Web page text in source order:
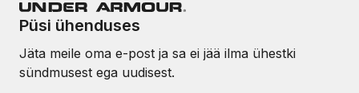
Püsi ühenduses
Jäta meile oma e-post ja sa ei jää ilma ühestki
sündmusest ega uudisest.